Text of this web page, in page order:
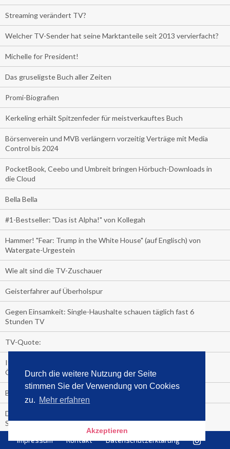
Durch die weitere Nutzung der Seite
stimmen Sie der Verwendung von Cookies
zu. Mehr erfahren
Akzeptieren
Streaming verändert TV?
Welcher TV-Sender hat seine Marktanteile seit 2013 vervierfacht?
Michelle for President!
Das gruseligste Buch aller Zeiten
Promi-Biografien
Kerkeling erhält Spitzenfeder für meistverkauftes Buch
Börsenverein und MVB verlängern vorzeitig Verträge mit Media
Control bis 2024
PocketBook, Ceebo und Umbreit bringen Hörbuch-Downloads in
die Cloud
Bella Bella
#1-Bestseller: "Das ist Alpha!" von Kollegah
Hammer! "Fear: Trump in the White House" (auf Englisch) von
Watergate-Urgestein
Wie alt sind die TV-Zuschauer
Geisterfahrer auf Überholspur
Gegen Einsamkeit: Single-Haushalte schauen täglich fast 6
Stunden TV
TV-Quote:
Italienisches Kochbuch schießt auf Nummer 1 in Deutschland,
Österreich und Schweiz
Blick in die Garage der TV-Dauerglotzer
Die Deutschen investieren, während die Österreicher und
Schweizer noch nachdenken, wie sie reich werden.
Meistverkaufte Blu-ray im zweiten Quartal – Doppelspitze für
Impressum Kontakt Datenschutzerklärung